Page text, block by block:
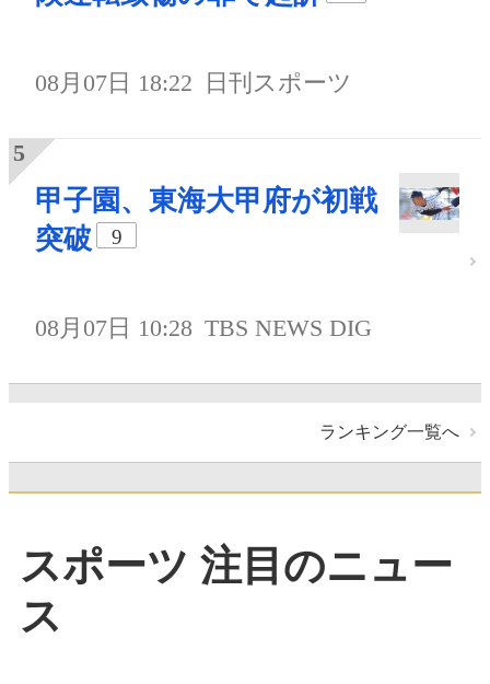
08月07日 18:22 日刊スポーツ
甲子園、東海大甲府が初戦
突破
9
08月07日 10:28 TBS NEWS DIG
ランキング一覧へ
スポーツ 注目のニュー
ス